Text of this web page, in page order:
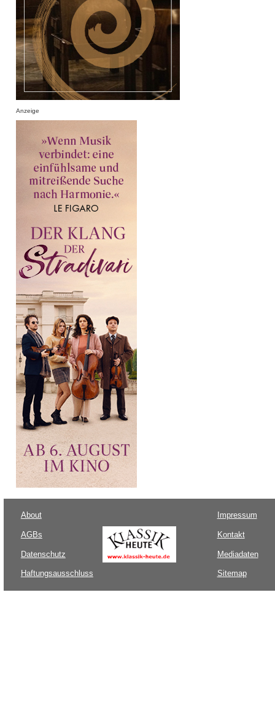
Anzeige
About
AGBs
Datenschutz
Haftungsausschluss
Impressum
Kontakt
Mediadaten
Sitemap